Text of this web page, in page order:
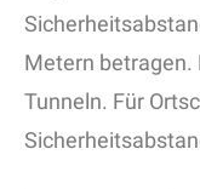
Metern betragen.
Tunneln. Für